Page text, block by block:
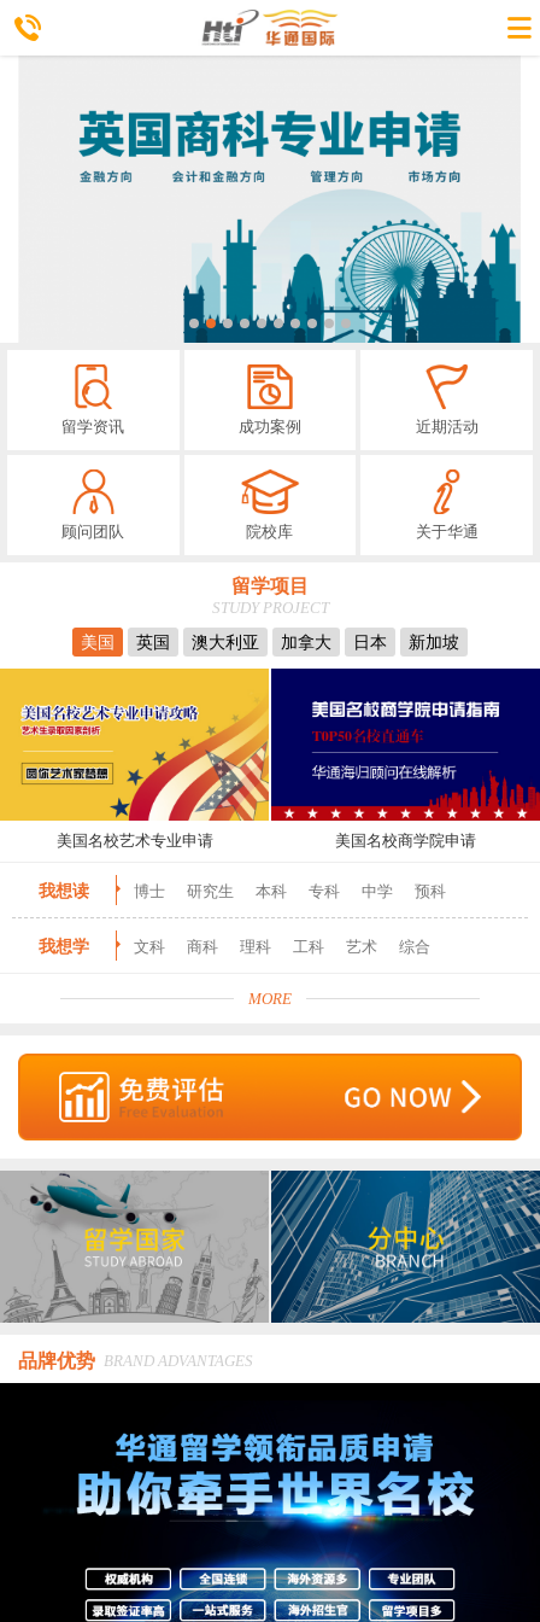
留学资讯 成功案例 近期活动
顾问团队 院校库 关于华通
留学项目
STUDY PROJECT
美国
英国 澳大利亚 加拿大 日本 新加坡
美国名校艺术专业申请 美国名校商学院申请
我想读 博士 研究生 本科 专科 中学 预科
我想学 文科 商科 理科 工科 艺术 综合
MORE
品牌优势 BRAND ADVANTAGES